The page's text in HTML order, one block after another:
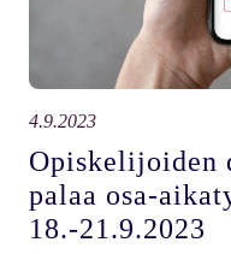
4.9.2023
Opiskelijoiden
palaa osa-
18.-21.9.2023